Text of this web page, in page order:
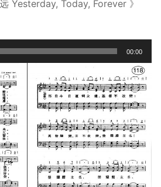
Yesterday, Today, Forever 》
00:00